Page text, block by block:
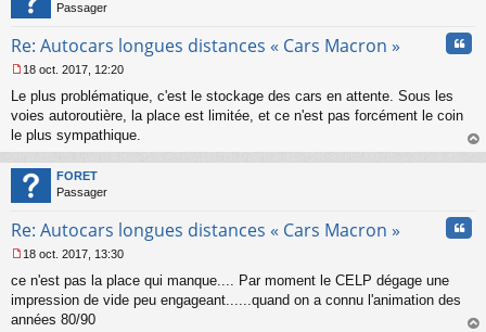
Passager
Re: Autocars longues distances « Cars Macron »
e
s
s
a
g
e
n
n
u
18 oct. 2017, 12:20
Le plus problématique, c'est le stockage des cars en attente. Sous les
voies autoroutière, la place est limitée, et ce n'est pas forcément le coin
le plus sympathique.
au
FORET
Passager
Re: Autocars longues distances « Cars Macron »
e
s
s
18 oct. 2017, 13:30
ce n'est pas la place qui manque.... Par moment le CELP dégage une
impression de vide peu engageant......quand on a connu l'animation des
années 80/90